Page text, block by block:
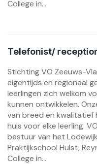
College in...
Telefonist/
Stichting VO Zeeuws-
eigentijds en regionaal
leerlingen zich welkom
kunnen ontwikkelen.
van breed en
huis voor elke leerling.
bestuur van het
Praktijkschool Hulst,
College in...